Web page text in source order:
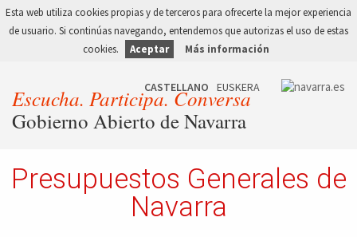
Esta web utiliza cookies propias y de terceros para ofrecerte la mejor experiencia
de usuario. Si continúas navegando, entendemos que autorizas el uso de estas
cookies.
Aceptar Más información
Escucha. Participa. Conversa
Gobierno Abierto de Navarra
Presupuestos Generales de
Navarra